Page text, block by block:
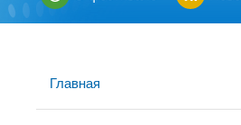
Главная